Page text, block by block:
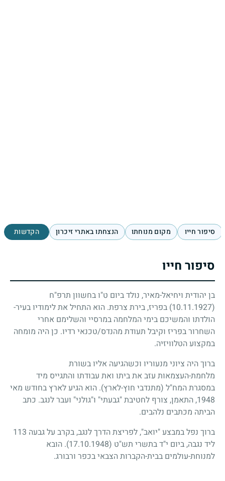
סיפור חייו מקום מנוחתו הנצחתו באתרי זיכרון הקדשות
סיפור חייו
בן יהודית ויחיאל-מאיר, נולד ביום ט"ו בחשוון תרפ"ח
(10.11.1927)
בפריז, בירת צרפת. הוא התחיל את לימודיו בעיר-
הולדתו והמשיכם בימי המלחמה במרסיי והשלימם אחרי
השחרור בפריז וקיבל תעודת מהנדס/טכנאי רדיו. כן היה מומחה
במקצוע הטלוויזיה.
ברוך היה ציוני מנעוריו וכשהגיעה אליו בשורת
מלחמת-העצמאות עזב את ביתו ואת עבודתו והתגייס מיד
במסגרת המח"ל (מתנדבי חוץ-לארץ). הוא הגיע לארץ בחודש מאי
1948, התאמן, צורף לחטיבת "גבעתי" ו"גולני" ועבר לנגב. כתב
הביתה מכתבים נלהבים.
ברוך נפל במבצע "יואב", לפריצת הדרך לנגב, בקרב על גבעה 113
ליד נגבה, ביום י"ד בתשרי תש"ט (17.10.1948)
. הובא
למנוחת-עולמים בבית-הקברות הצבאי בכפר ורבורג.